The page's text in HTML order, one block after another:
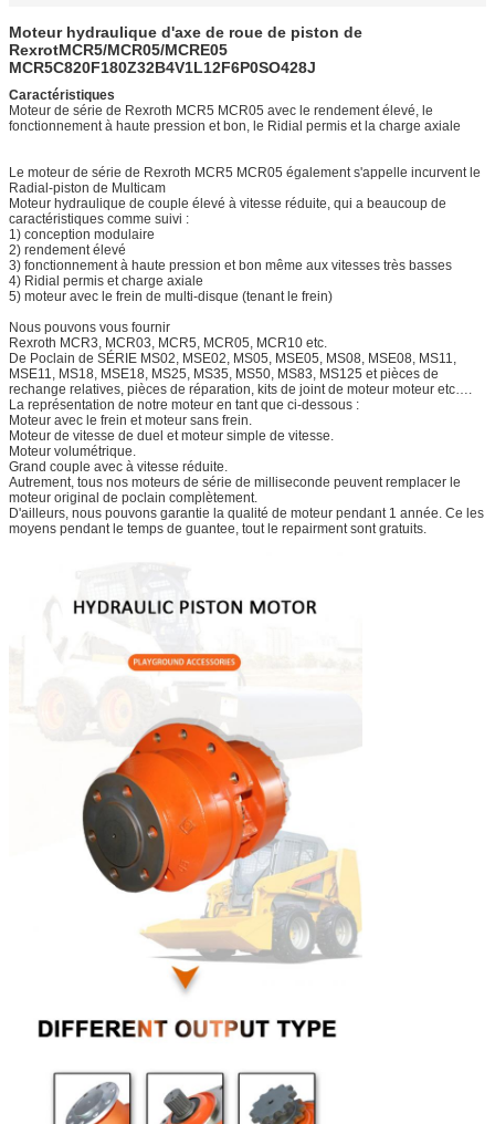
Moteur hydraulique d'axe de roue de piston de
RexrotMCR5/MCR05/MCRE05
MCR5C820F180Z32B4V1L12F6P0SO428J
Caractéristiques
Moteur de série de Rexroth MCR5 MCR05 avec le rendement élevé, le
fonctionnement à haute pression et bon, le Ridial permis et la charge axiale
Le moteur de série de Rexroth MCR5 MCR05 également s'appelle incurvent le
Radial-piston de Multicam
Moteur hydraulique de couple élevé à vitesse réduite, qui a beaucoup de
caractéristiques comme suivi :
1) conception modulaire
2) rendement élevé
3) fonctionnement à haute pression et bon même aux vitesses très basses
4) Ridial permis et charge axiale
5) moteur avec le frein de multi-disque (tenant le frein)
Nous pouvons vous fournir
Rexroth MCR3, MCR03, MCR5, MCR05, MCR10 etc.
De Poclain de SÉRIE MS02, MSE02, MS05, MSE05, MS08, MSE08, MS11,
MSE11, MS18, MSE18, MS25, MS35, MS50, MS83, MS125 et pièces de
rechange relatives, pièces de réparation, kits de joint de moteur moteur etc….
La représentation de notre moteur en tant que ci-dessous :
Moteur avec le frein et moteur sans frein.
Moteur de vitesse de duel et moteur simple de vitesse.
Moteur volumétrique.
Grand couple avec à vitesse réduite.
Autrement, tous nos moteurs de série de milliseconde peuvent remplacer le
moteur original de poclain complètement.
D'ailleurs, nous pouvons garantie la qualité de moteur pendant 1 année. Ce les
moyens pendant le temps de guantee, tout le repairment sont gratuits.